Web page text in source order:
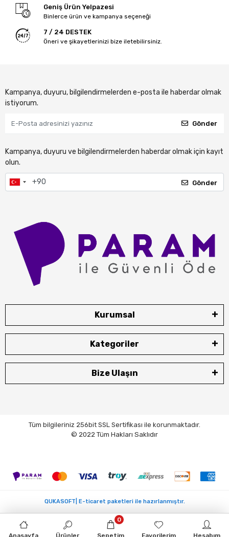
Geniş Ürün Yelpazesi
Binlerce ürün ve kampanya seçeneği
7 / 24 DESTEK
Öneri ve şikayetlerinizi bize iletebilirsiniz.
Kampanya, duyuru, bilgilendirmelerden e-posta ile haberdar olmak
istiyorum.
Gönder
Kampanya, duyuru ve bilgilendirmelerden haberdar olmak için kayıt
olun.
Gönder
Kurumsal
Kategoriler
Bize Ulaşın
Tüm bilgileriniz 256bit SSL Sertifikası ile korunmaktadır.
© 2022 Tüm Hakları Saklıdır
Anasayfa Ürünler Sepetim
0
Favorilerim Hesabım
QUKASOFT| E-ticaret paketleri ile hazırlanmıştır.